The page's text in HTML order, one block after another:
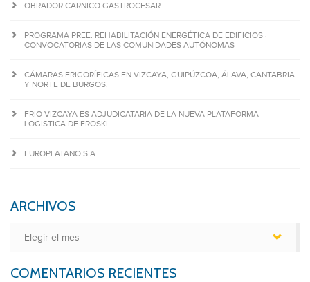
OBRADOR CARNICO GASTROCESAR
PROGRAMA PREE. REHABILITACIÓN ENERGÉTICA DE EDIFICIOS ·
CONVOCATORIAS DE LAS COMUNIDADES AUTÓNOMAS
CÁMARAS FRIGORÍFICAS EN VIZCAYA, GUIPÚZCOA, ÁLAVA, CANTABRIA
Y NORTE DE BURGOS.
FRIO VIZCAYA ES ADJUDICATARIA DE LA NUEVA PLATAFORMA
LOGISTICA DE EROSKI
EUROPLATANO S.A
ARCHIVOS
COMENTARIOS RECIENTES